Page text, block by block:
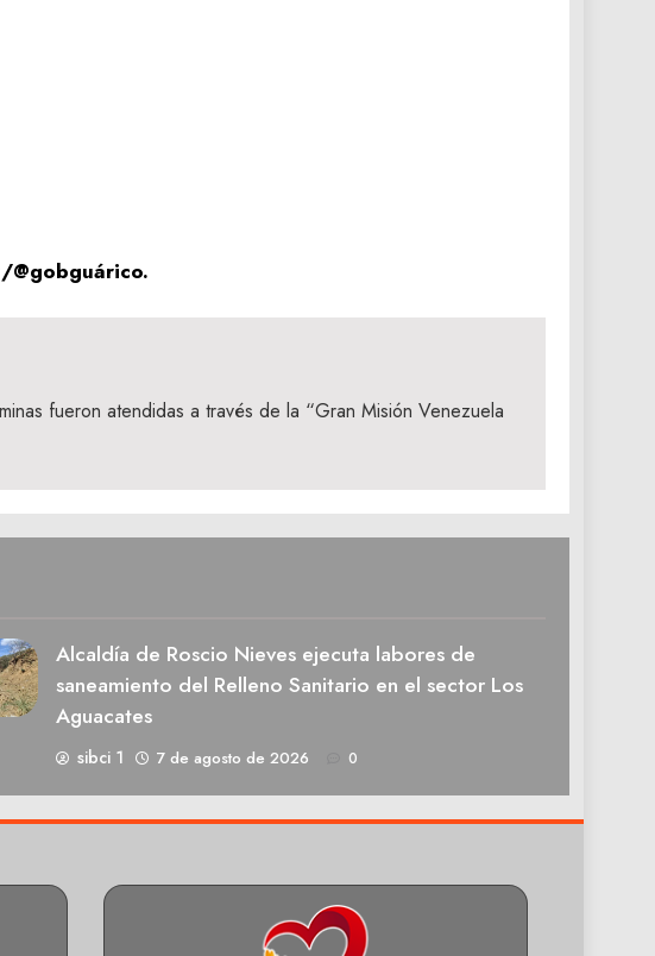
fueron atendidas a través de la “Gran Misión Venezuela
Alcaldía de Roscio Nieves ejecuta labores de
saneamiento del Relleno Sanitario en el sector Los
Aguacates
sibci 1 7 de agosto de 2026 0